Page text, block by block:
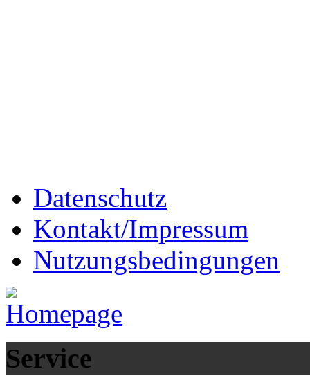
Datenschutz
Kontakt/Impressum
Nutzungsbedingungen
Service